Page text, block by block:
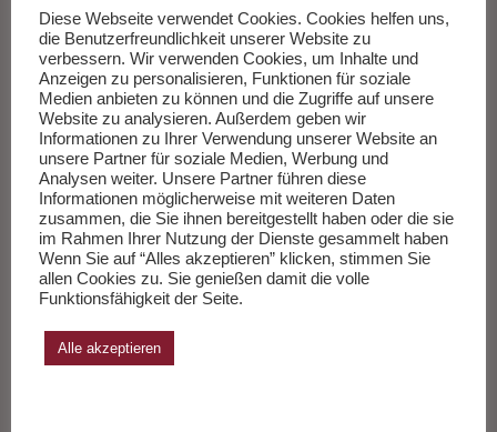
Berlin Berlinkrimi
Diese Webseite verwendet Cookies. Cookies helfen uns,
die Benutzerfreundlichkeit unserer Website zu
verbessern. Wir verwenden Cookies, um Inhalte und
Anzeigen zu personalisieren, Funktionen für soziale
Medien anbieten zu können und die Zugriffe auf unsere
Website zu analysieren. Außerdem geben wir
Informationen zu Ihrer Verwendung unserer Website an
unsere Partner für soziale Medien, Werbung und
Analysen weiter. Unsere Partner führen diese
Informationen möglicherweise mit weiteren Daten
zusammen, die Sie ihnen bereitgestellt haben oder die sie
im Rahmen Ihrer Nutzung der Dienste gesammelt haben
Wenn Sie auf “Alles akzeptieren” klicken, stimmen Sie
allen Cookies zu. Sie genießen damit die volle
Funktionsfähigkeit der Seite.
Alle akzeptieren